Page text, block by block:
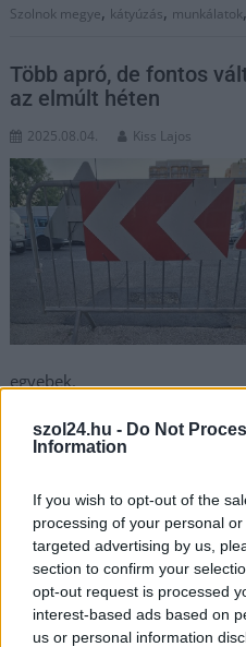
szol24.hu - Do Not
Information
If you wish to opt-out of the
processing of your personal
targeted advertising by us,
section to confirm your
opt-out request is processed
interest-based ads based on
us or personal information
Szolnok megye, kátyúzás, munkálatok,
Több apró, de fontos
az elmúlt héten
2025.08.04. Kiss Lajos
egyebek.
TOVÁBB OLVASOM
kereszteződés, parkolóhely ,sövény,
Ilyen volt a Tiszavirág
Szolnokon – képek
Kiss Lajos